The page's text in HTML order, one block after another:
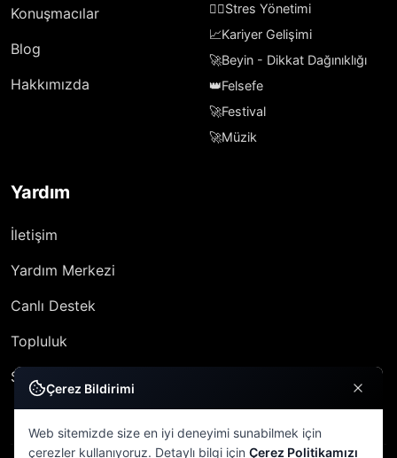
Konuşmacılar
Blog
Hakkımızda
🧘‍♀️Stres Yönetimi
📈Kariyer Gelişimi
🚀Beyin - Dikkat Dağınıklığı
👑Felsefe
🚀Festival
🚀Müzik
Yardım
İletişim
Yardım Merkezi
Canlı Destek
Topluluk
SSS
Çerez Bildirimi
Web sitemizde size en iyi deneyimi sunabilmek için
çerezler kullanıyoruz. Detaylı bilgi için Çerez Politikamızı